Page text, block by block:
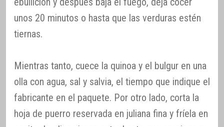
unos 20 minutos o hasta que las verduras estén
tiernas.
Mientras tanto, cuece la quinoa y el bulgur en una
olla con agua, sal y salvia, el tiempo que indique el
fabricante en el paquete. Por otro lado, corta la
hoja de puerro reservada en juliana fina y fríela en